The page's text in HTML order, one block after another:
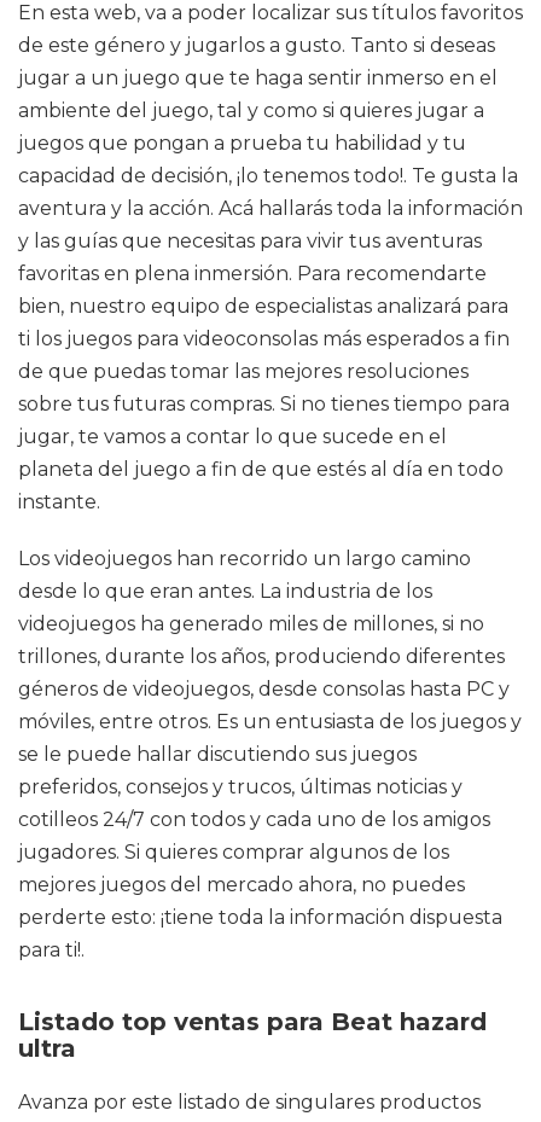
En esta web, va a poder localizar sus títulos favoritos
de este género y jugarlos a gusto. Tanto si deseas
jugar a un juego que te haga sentir inmerso en el
ambiente del juego, tal y como si quieres jugar a
juegos que pongan a prueba tu habilidad y tu
capacidad de decisión, ¡lo tenemos todo!. Te gusta la
aventura y la acción. Acá hallarás toda la información
y las guías que necesitas para vivir tus aventuras
favoritas en plena inmersión. Para recomendarte
bien, nuestro equipo de especialistas analizará para
ti los juegos para videoconsolas más esperados a fin
de que puedas tomar las mejores resoluciones
sobre tus futuras compras. Si no tienes tiempo para
jugar, te vamos a contar lo que sucede en el
planeta del juego a fin de que estés al día en todo
instante.
Los videojuegos han recorrido un largo camino
desde lo que eran antes. La industria de los
videojuegos ha generado miles de millones, si no
trillones, durante los años, produciendo diferentes
géneros de videojuegos, desde consolas hasta PC y
móviles, entre otros. Es un entusiasta de los juegos y
se le puede hallar discutiendo sus juegos
preferidos, consejos y trucos, últimas noticias y
cotilleos 24/7 con todos y cada uno de los amigos
jugadores. Si quieres comprar algunos de los
mejores juegos del mercado ahora, no puedes
perderte esto: ¡tiene toda la información dispuesta
para ti!.
Listado top ventas para Beat hazard
ultra
Avanza por este listado de singulares productos